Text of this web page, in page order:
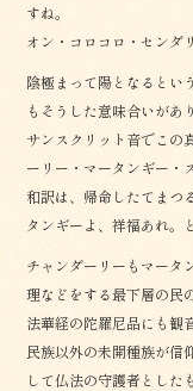
すね。
オン・コロコロ・センダ
陰極まって陽となるとい
もそうした意味合いがあ
サンスクリット音でこの
ーリー・マータンギー・
和訳は、帰命したてまつ
タンギーよ、祥福あれ。
チャンダーリーもマータ
理などをする最下層の民
法華経の陀羅尼品にも観
民族以外の未開種族が信
して仏法の守護者とした